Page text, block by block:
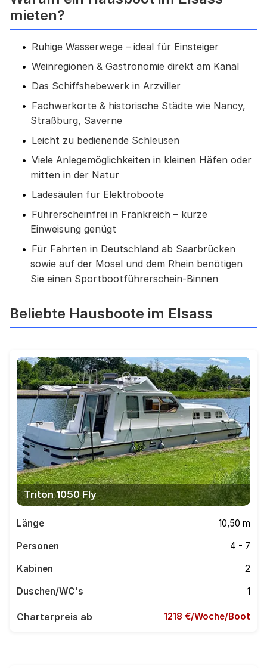
mieten?
Ruhige Wasserwege – ideal für Einsteiger
Weinregionen & Gastronomie direkt am Kanal
Das Schiffshebewerk in Arzviller
Fachwerkorte & historische Städte wie Nancy,
Straßburg, Saverne
Leicht zu bedienende Schleusen
Viele Anlegemöglichkeiten in kleinen Häfen oder
mitten in der Natur
Ladesäulen für Elektroboote
Führerscheinfrei in Frankreich – kurze
Einweisung genügt
Für Fahrten in Deutschland ab Saarbrücken
sowie auf der Mosel und dem Rhein benötigen
Sie einen Sportbootführerschein-Binnen
Beliebte Hausboote im Elsass
Triton 1050 Fly
Länge
10,50 m
Personen
4 - 7
Kabinen
2
Duschen/WC's
1
Charterpreis ab 1218